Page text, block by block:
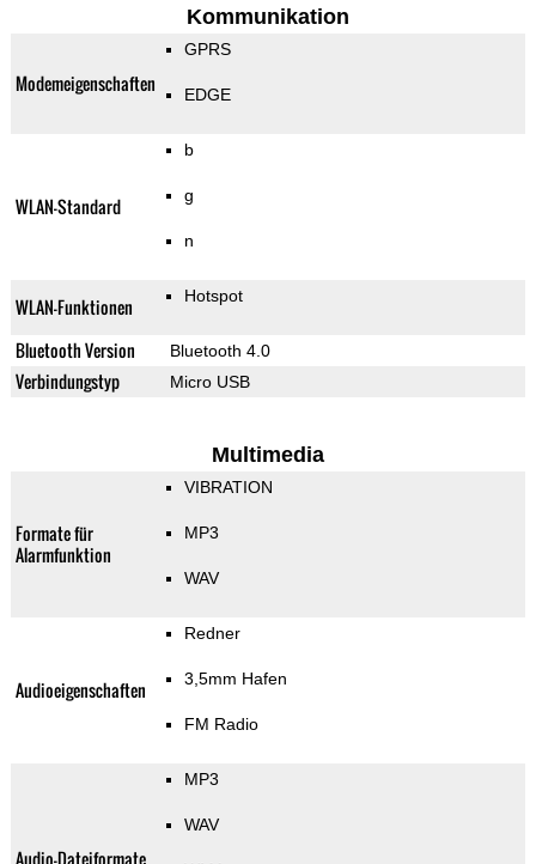
Kommunikation
Modemeigenschaften
GPRS
EDGE
WLAN-Standard
b
g
n
WLAN-Funktionen Hotspot
Bluetooth Version Bluetooth 4.0
Verbindungstyp Micro USB
Multimedia
Formate für
Alarmfunktion
VIBRATION
MP3
WAV
Audioeigenschaften
Redner
3,5mm Hafen
FM Radio
Audio-Dateiformate
MP3
WAV